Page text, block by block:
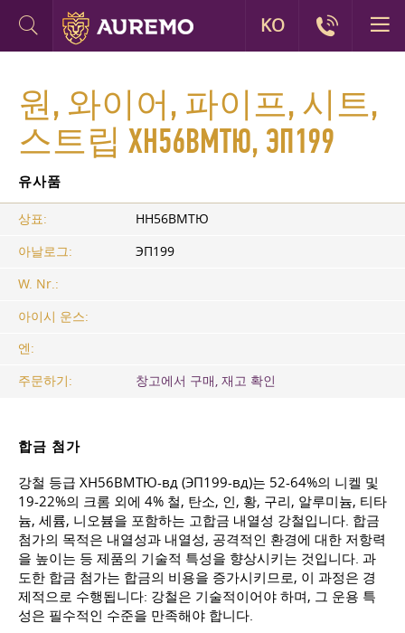
원, 와이어, 파이프, 시트,
스트립 ХН56ВМТЮ, ЭП199
유사품
상표:
HН56ВМТЮ
아날로그:
ЭП199
W. Nr.:
아이시 운스:
엔:
주문하기:
창고에서 구매, 재고 확인
합금 첨가
강철 등급 ХН56ВМТЮ-вд (ЭП199-вд)는 52-64%의 니켈 및
19-22%의 크롬 외에 4% 철, 탄소, 인, 황, 구리, 알루미늄, 티타
늄, 세륨, 니오븀을 포함하는 고합금 내열성 강철입니다. 합금
첨가의 목적은 내열성과 내열성, 공격적인 환경에 대한 저항력
을 높이는 등 제품의 기술적 특성을 향상시키는 것입니다. 과
도한 합금 첨가는 합금의 비용을 증가시키므로, 이 과정은 경
제적으로 수행됩니다: 강철은 기술적이어야 하며, 그 운용 특
성은 필수적인 수준을 만족해야 합니다.
KO